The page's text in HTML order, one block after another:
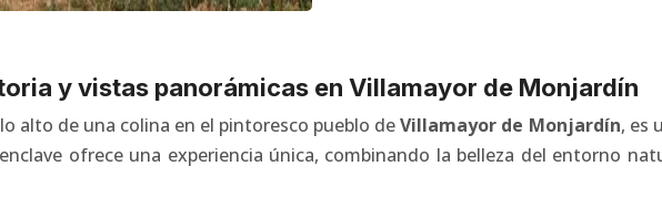
y vistas panorámicas en Villamayor de Monjardín
alto de una colina en el pintoresco pueblo deVillamayor de Monjardín, es
ofrece una experiencia única, combinando la belleza del entorno